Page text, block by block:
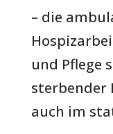
– die
und Pflege
sterbender
auch im